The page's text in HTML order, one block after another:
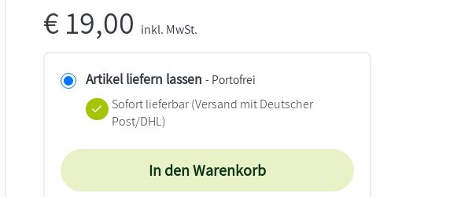
€19,00 inkl. MwSt.
Artikel liefern lassen - Portofrei
Sofort lieferbar(Versand mit Deutscher
Post/DHL)
In den Warenkorb